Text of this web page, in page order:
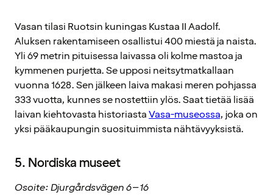
Vasan tilasi Ruotsin kuningas Kustaa II Aadolf.
Aluksen rakentamiseen osallistui 400 miestä ja naista.
Yli 69 metrin pituisessa laivassa oli kolme mastoa ja
kymmenen purjetta. Se upposi neitsytmatkallaan
vuonna 1628. Sen jälkeen laiva makasi meren pohjassa
333 vuotta, kunnes se nostettiin ylös. Saat tietää lisää
laivan kiehtovasta historiastaVasa-museossa, joka on
yksi pääkaupungin suosituimmista nähtävyyksistä.
5. Nordiska museet
Osoite: Djurgårdsvägen 6–16